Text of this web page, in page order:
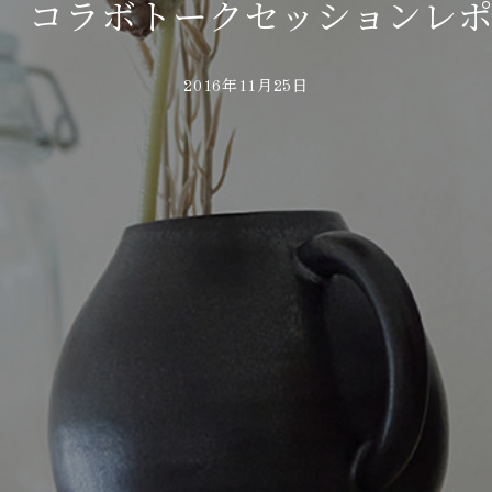
ラボトークセッションレ
2016年11月25日